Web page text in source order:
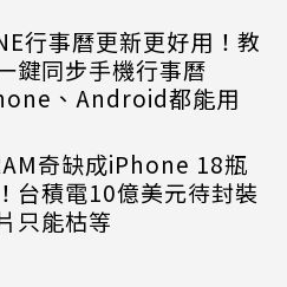
行事曆更新更好用！教
鍵同步手機行事曆
、Android都能用
奇缺成iPhone 18瓶
台積電10億美元待封裝
只能枯等